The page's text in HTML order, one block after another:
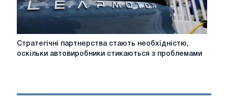
Стратегічні
партнерства
автовиробники
Стратегічні партнерства стають необхідністю,
оскільки автовиробники стикаються з проблемами